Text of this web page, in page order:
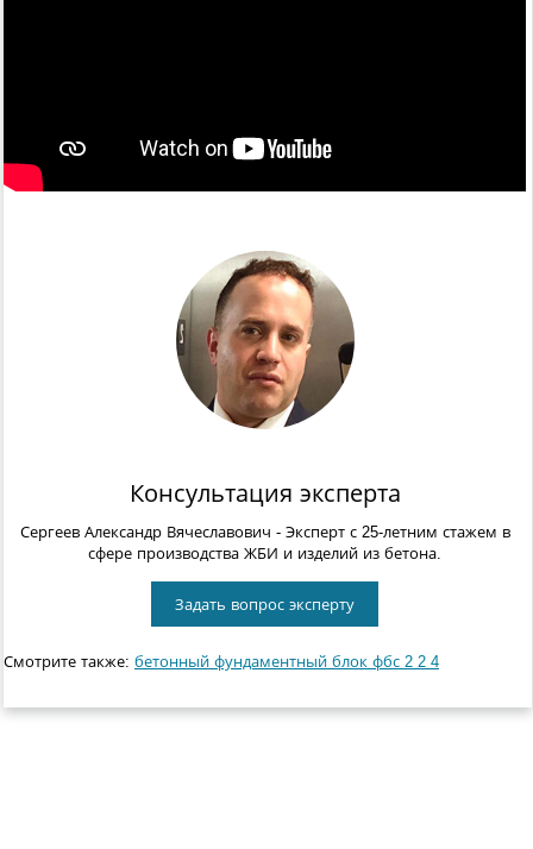
Консультация эксперта
Сергеев Александр Вячеславович - Эксперт с 25-летним стажем в
сфере производства ЖБИ и изделий из бетона.
Задать вопрос эксперту
Смотрите также: бетонный фундаментный блок фбс 2 2 4